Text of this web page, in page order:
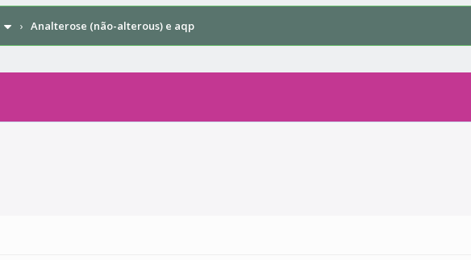
› Analterose (não-alterous) e aqp